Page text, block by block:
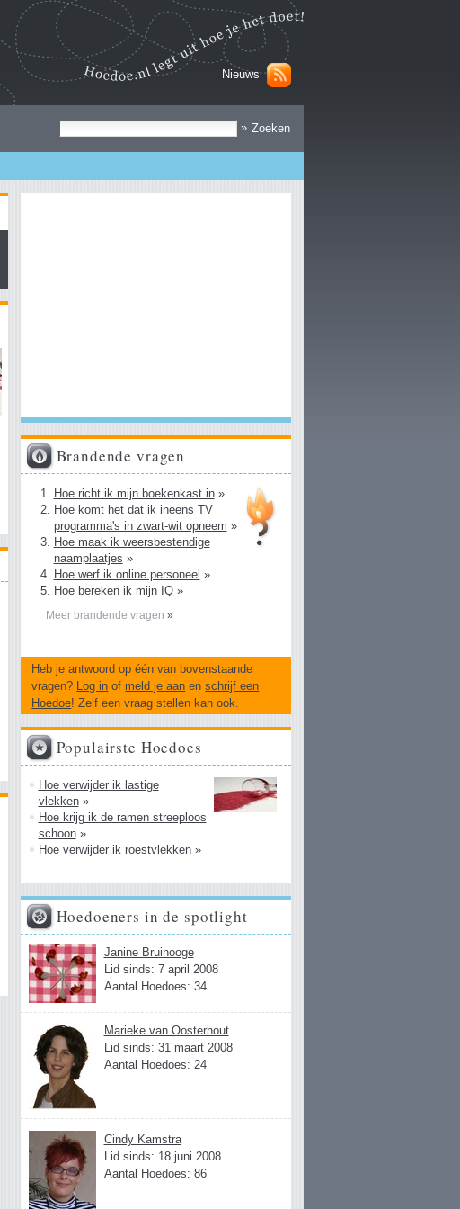
Nieuws
»
Brandende vragen
Hoe richt ik mijn boekenkast in»
Hoe komt het dat ik ineens TV
programma's in zwart-wit opneem »
Hoe maak ik weersbestendige
naamplaatjes »
Hoe werf ik online personeel »
Hoe bereken ik mijn IQ»
Meer brandende vragen »
Heb je antwoord op één van bovenstaande
vragen? Log in of meld je aan enschrijf een
Hoedoe! Zelf een vraag stellen kan ook.
Populairste Hoedoes
Hoe verwijder ik lastige
vlekken»
Hoe krijg ik de ramen streeploos
schoon»
Hoe verwijder ik roestvlekken»
Hoedoeners in de spotlight
Janine Bruinooge
Lid sinds: 7 april 2008
Aantal Hoedoes: 34
Marieke van Oosterhout
Lid sinds: 31 maart 2008
Aantal Hoedoes: 24
Cindy Kamstra
Lid sinds: 18 juni 2008
Aantal Hoedoes: 86